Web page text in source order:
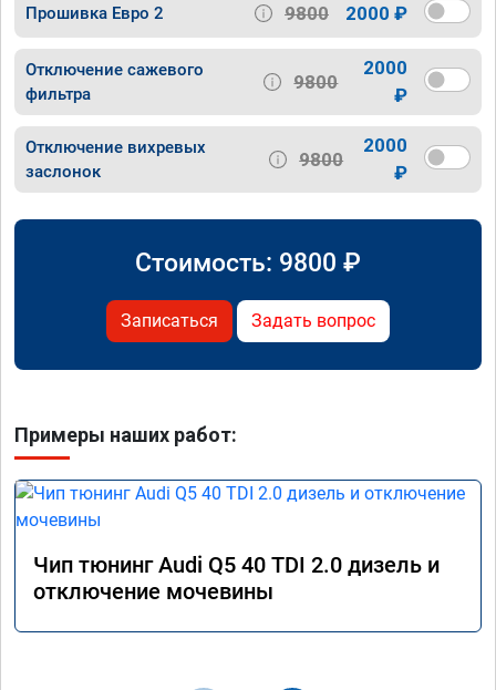
Прошивка Евро 2 9800 2000 ₽
Отключение сажевого
фильтра
9800
2000
₽
Отключение вихревых
заслонок
9800
2000
₽
Стоимость: 9800 ₽
Записаться Задать вопрос
Примеры наших работ:
Чип тюнинг Audi Q5 40 TDI 2.0 дизель и
отключение мочевины